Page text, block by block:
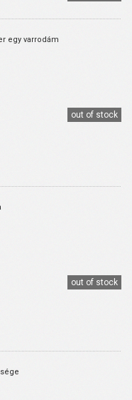
egy varrodám
out of stock
out of stock